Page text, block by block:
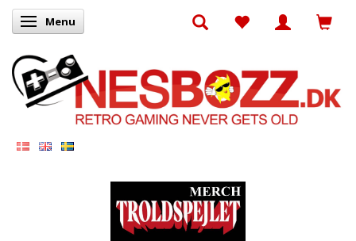
Skifte navigation
Menu